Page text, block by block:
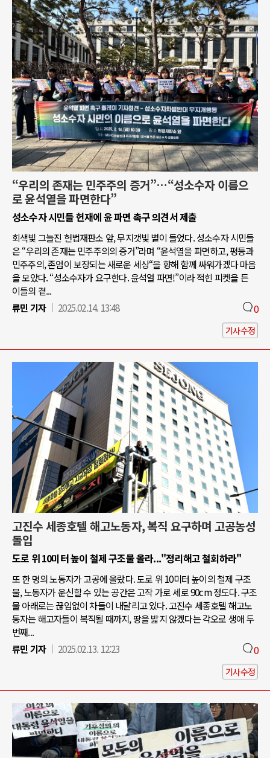
“우리의 존재는 민주주의 증거”…“성소수자 이름으
로 윤석열을 파면한다”
성소수자 시민들 헌재에 윤 파면 촉구 의견서 제출
회색빛 그늘진 헌법재판소 앞, 무지갯빛 볕이 들었다. 성소수자 시민들
은 “우리의 존재는 민주주의의 증거”라며 “윤석열을 파면하고, 평등과
민주주의, 존엄이 보장되는 새로운 세상“을 향해 함께 싸워가겠다 마음
을 모았다. “성소수자가 요구한다. 윤석열 파면!”이라 적힌 피켓을 든
이들의 곁...
류민 기자
2025.02.14. 13:48 0
기사수정
고진수 세종호텔 해고노동자, 복직 요구하며 고공농성
돌입
도로 위 10미터 높이 철제 구조물 올라..."정리해고 철회하라"
또 한 명의 노동자가 고공에 올랐다. 도로 위 10미터 높이의 철제 구조
물, 노동자가 운신할 수 있는 공간은 고작 가로 세로 90cm 정도다. 구조
물 아래로는 끊임없이 차들이 내달리고 있다. 고진수 세종호텔 해고노
동자는 해고자들이 복직될 때까지, 땅을 밟지 않겠다는 각오로 생애 두
번째...
류민 기자
2025.02.13. 12:23 0
기사수정